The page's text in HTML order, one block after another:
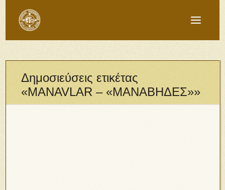
Δημοσιεύσεις ετικέτας
«MANAVLAR – «ΜΑΝΑΒΗΔΕΣ»»